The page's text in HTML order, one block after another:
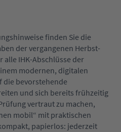
finden Sie die
der vergangenen Herbst-
IHK-Abschlüsse der
modernen, digitalen
die bevorstehende
und sich bereits frühzeitig
vertraut zu machen,
mobil“ mit praktischen
papierlos: jederzeit